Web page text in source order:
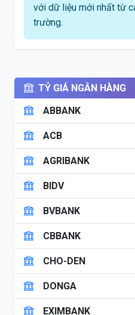
với dữ liệu mới nhất từ
trường.
TỶ GIÁ NGÂN HÀNG
ABBANK
ACB
AGRIBANK
BIDV
BVBANK
CBBANK
CHO-DEN
DONGA
EXIMBANK